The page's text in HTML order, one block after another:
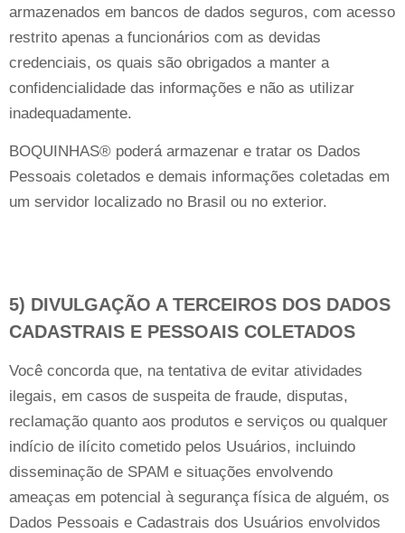
armazenados em bancos de dados seguros, com acesso
restrito apenas a funcionários com as devidas
credenciais, os quais são obrigados a manter a
confidencialidade das informações e não as utilizar
inadequadamente.
BOQUINHAS® poderá armazenar e tratar os Dados
Pessoais coletados e demais informações coletadas em
um servidor localizado no Brasil ou no exterior.
5) DIVULGAÇÃO A TERCEIROS DOS DADOS
CADASTRAIS E PESSOAIS COLETADOS
Você concorda que, na tentativa de evitar atividades
ilegais, em casos de suspeita de fraude, disputas,
reclamação quanto aos produtos e serviços ou qualquer
indício de ilícito cometido pelos Usuários, incluindo
disseminação de SPAM e situações envolvendo
ameaças em potencial à segurança física de alguém, os
Dados Pessoais e Cadastrais dos Usuários envolvidos